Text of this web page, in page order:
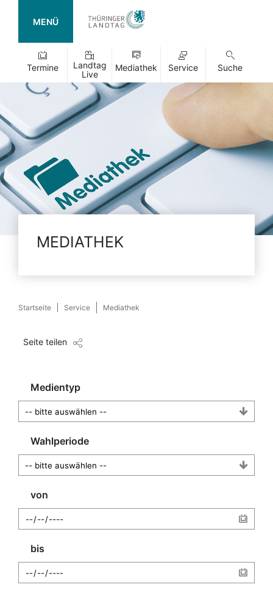
MENÜ
Termine
Landtag
Live
Mediathek Service Suche
MEDIATHEK
Startseite Service Mediathek
Seite teilen
Medientyp
Wahlperiode
von
bis